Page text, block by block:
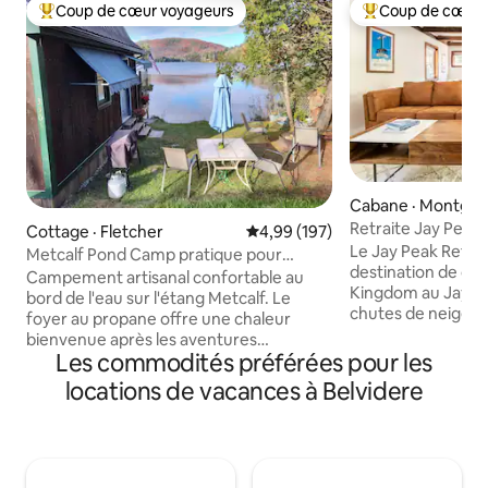
Coup de cœur voyageurs parmi les plus aimés
Coup de cœur voyageurs
Cottage · Fletcher Note moyenne de 4,99 sur 5,
4,99 (197)
Metcalf Pond Camp pratique pour
Smugglers Notch
Campement artisanal confortable au
bord de l'eau sur l'étang Metcalf. Le
foyer au propane offre une chaleur
bienvenue après les aventures
d'automne ou d'hiver. Imprégnez-vous
du jacuzzi sur la terrasse. L'escalier en
colimaçon personnalisé accède au loft
Coup de cœur
Coup de cœur
Cabane ·
Retraite Jay Peak
Le Jay Peak
destination de
Kingdom au Jay
chutes de neige
chalet élégant
aire ouverte,
rassemblements
Les commodités préférées pour les
locations de vacances à Belvidere